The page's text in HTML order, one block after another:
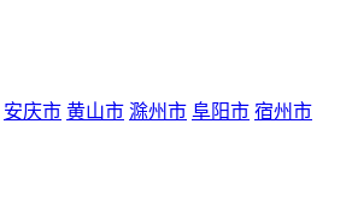
安庆市 黄山市 滁州市 阜阳市 宿州市